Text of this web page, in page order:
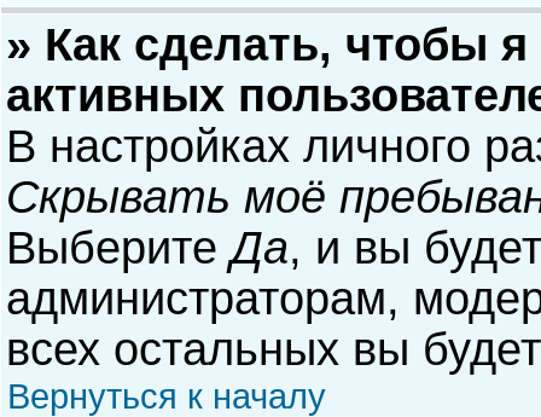
» Как сделать, чтобы
активных
В настройках личного
Скрывать моё
ВыберитеДа, и вы
администраторам,
всех остальных вы
Вернуться к началу